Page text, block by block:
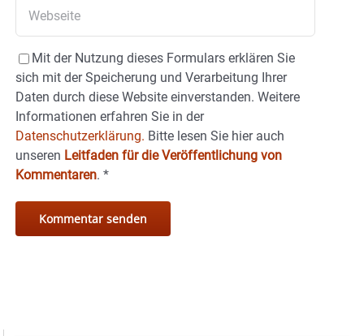
Mit der Nutzung dieses Formulars erklären Sie
sich mit der Speicherung und Verarbeitung Ihrer
Daten durch diese Website einverstanden. Weitere
Informationen erfahren Sie in der
Datenschutzerklärung. Bitte lesen Sie hier auch
unseren Leitfaden für die Veröffentlichung von
Kommentaren. *